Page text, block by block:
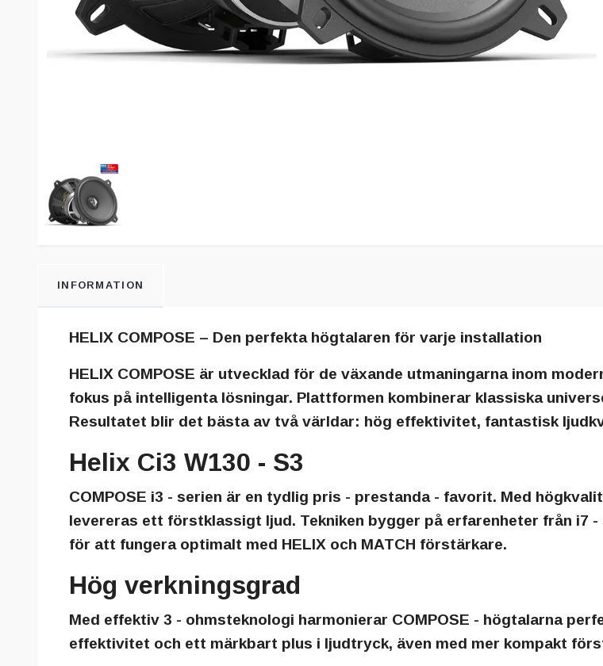
INFORMATION
HELIX COMPOSE – Den perfekta högtalaren för varje installation
HELIX COMPOSE är utvecklad för de växande utmaningarna inom
fokus på intelligenta lösningar. Plattformen kombinerar klassiska
Resultatet blir det bästa av två världar: hög effektivitet, fantastisk
Helix Ci3 W130 - S3
COMPOSE i3 - serien är en tydlig pris - prestanda - favorit. Med
levereras ett förstklassigt ljud. Tekniken bygger på erfarenheter från i7
för att fungera optimalt med HELIX och MATCH förstärkare.
Hög verkningsgrad
Med effektiv 3 - ohmsteknologi harmonierar COMPOSE - högtalarna
effektivitet och ett märkbart plus i ljudtryck, även med mer kompakt